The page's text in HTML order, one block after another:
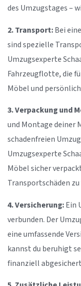
des Umzugstages –
2. Transport:Bei
sind spezielle
Umzugsexperte
Fahrzeugflotte, die
Möbel und
3. Verpackung und
und Montage deiner
schadenfreien
Umzugsexperte
Möbel sicher
Transportschäden
4. Versicherung:Ein
verbunden. Der
eine umfassende
kannst du beruhigt
finanziell